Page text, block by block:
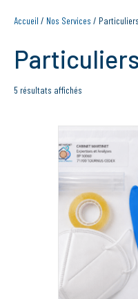
Accueil / Nos Services / Particuliers
Particuliers
5 résultats affichés